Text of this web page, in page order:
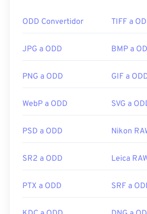
ODD Convertidor TIFF a
JPG a ODD BMP a
PNG a ODD GIF a
WebP a ODD SVG a
PSD a ODD Nikon
SR2 a ODD Leica
PTX a ODD SRF a